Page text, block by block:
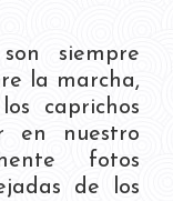
siempre
la marcha,
caprichos
en nuestro
fotos
de los